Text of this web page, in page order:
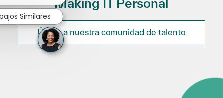
Making IT Personal
Únete a nuestra comunidad de talento
Similares